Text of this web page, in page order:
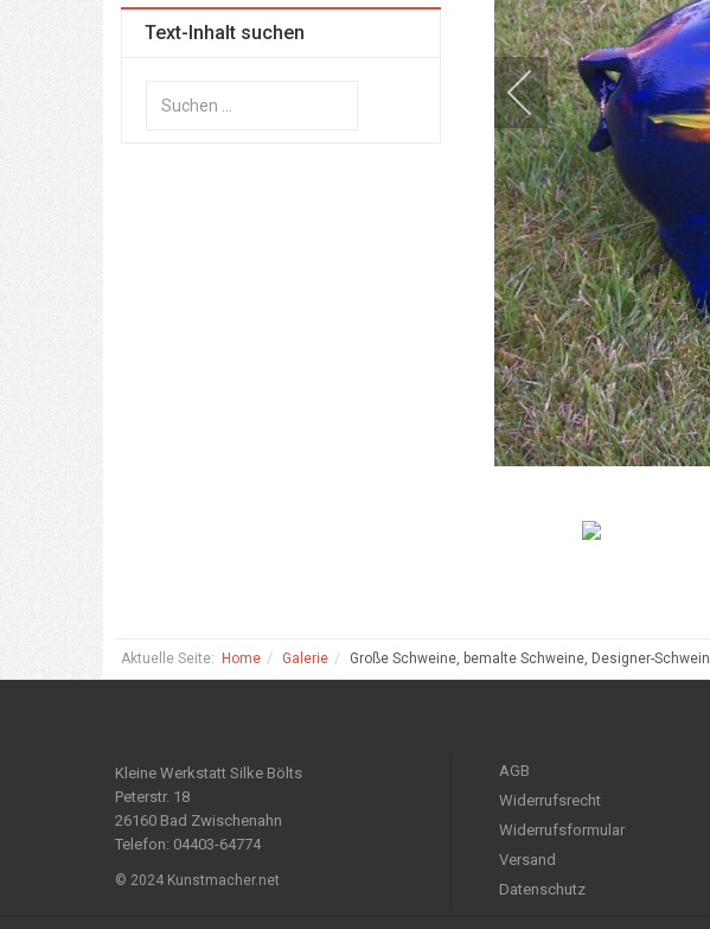
Text-Inhalt suchen
Aktuelle Seite: Home Galerie Große Schweine, bemalte Schweine, Designer-Schwein
Kleine Werkstatt Silke Bölts
Peterstr. 18
26160 Bad Zwischenahn
Telefon: 04403-64774
© 2024 Kunstmacher.net
AGB
Widerrufsrecht
Widerrufsformular
Versand
Datenschutz